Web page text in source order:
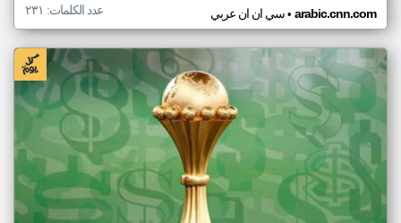
سي ان ان عربي• arabic.cnn.com عدد الكلمات: ٢٣١